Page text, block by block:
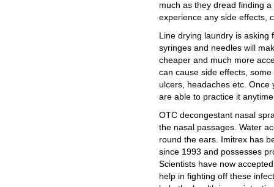
much as they dread finding
experience any side effects,
Line drying laundry is
syringes and needles will
cheaper and much more
can cause side effects,
ulcers, headaches etc. Once
are able to practice it
OTC decongestant nasal
the nasal passages. Water
round the ears. Imitrex has
since 1993 and possesses
Scientists have now
help in fighting off these